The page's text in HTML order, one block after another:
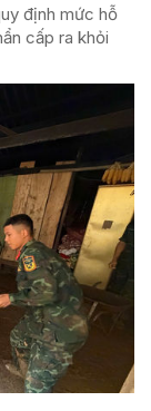
định mức hỗ
cấp ra khỏi